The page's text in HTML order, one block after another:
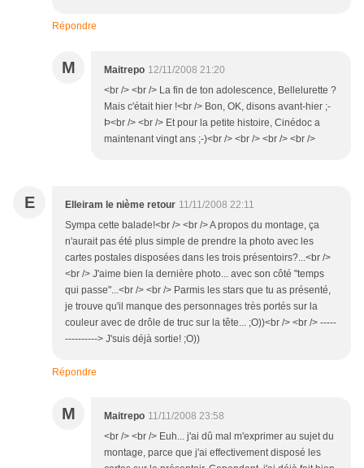
Répondre
M Maitrepo 12/11/2008 21:20
<br /> <br /> La fin de ton adolescence, Bellelurette ?
Mais c'était hier !<br /> Bon, OK, disons avant-hier ;-
Þ<br /> <br /> Et pour la petite histoire, Cinédoc a
maintenant vingt ans ;-)<br /> <br /> <br /> <br />
E Elleiram le nième retour 11/11/2008 22:11
Sympa cette balade!<br /> <br /> A propos du montage, ça
n'aurait pas été plus simple de prendre la photo avec les
cartes postales disposées dans les trois présentoirs?...<br />
<br /> J'aime bien la dernière photo... avec son côté "temps
qui passe"...<br /> <br /> Parmis les stars que tu as présenté,
je trouve qu'il manque des personnages très portés sur la
couleur avec de drôle de truc sur la tête... ;O))<br /> <br /> -----
----------> J'suis déjà sortie! ;O))
Répondre
M Maitrepo 11/11/2008 23:58
<br /> <br /> Euh... j'ai dû mal m'exprimer au sujet du
montage, parce que j'ai effectivement disposé les